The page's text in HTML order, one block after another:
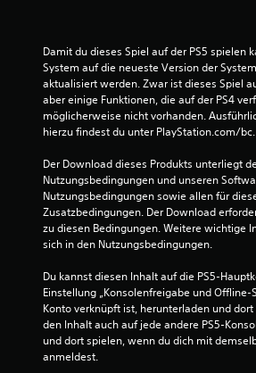
Damit du dieses Spiel auf der PS5 spielen
System auf die neueste Version der
aktualisiert werden. Zwar ist dieses Spiel
aber einige Funktionen, die auf der PS4
möglicherweise nicht vorhanden.
hierzu findest du unter PlayStation.com/bc.
Der Download dieses Produkts unterliegt
Nutzungsbedingungen und unseren
Nutzungsbedingungen sowie allen für
Zusatzbedingungen. Der Download
zu diesen Bedingungen. Weitere wichtige
sich in den Nutzungsbedingungen.
Du kannst diesen Inhalt auf die PS5-
Einstellung „Konsolenfreigabe und Offline-
Konto verknüpft ist, herunterladen und
den Inhalt auch auf jede andere PS5-
und dort spielen, wenn du dich mit
anmeldest.